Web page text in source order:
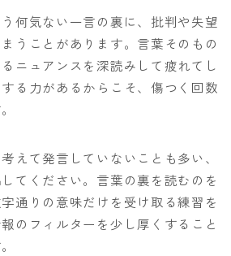
う何気ない一言の裏に、批判や失望
うことがあります。言葉そのもの
ニュアンスを深読みして疲れてし
る力があるからこそ、傷つく回数
えて発言していないことも多い、
てください。言葉の裏を読むのを
通りの意味だけを受け取る練習を
のフィルターを少し厚くすること